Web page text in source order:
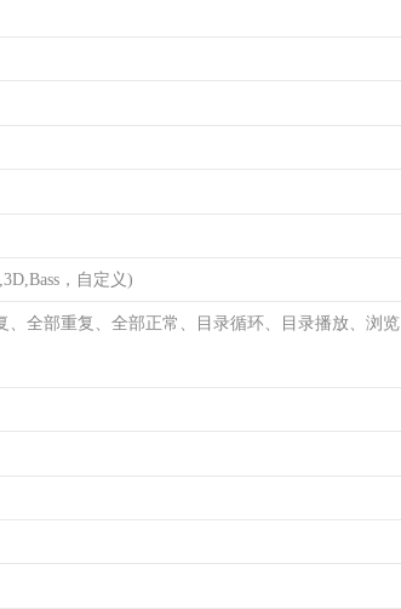
，自定义)
全部重复、全部正常、目录循环、目录播放、浏览